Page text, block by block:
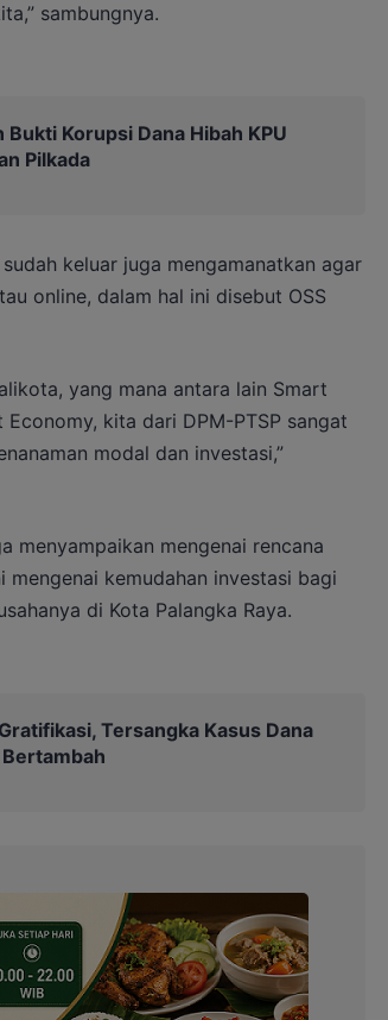
sambungnya.
Korupsi Dana Hibah KPU
Pilkada
keluar juga mengamanatkan agar
online, dalam hal ini disebut OSS
yang mana antara lain Smart
kita dari DPM-PTSP sangat
modal dan investasi,”
menyampaikan mengenai rencana
kemudahan investasi bagi
di Kota Palangka Raya.
Tersangka Kasus Dana
Bertambah